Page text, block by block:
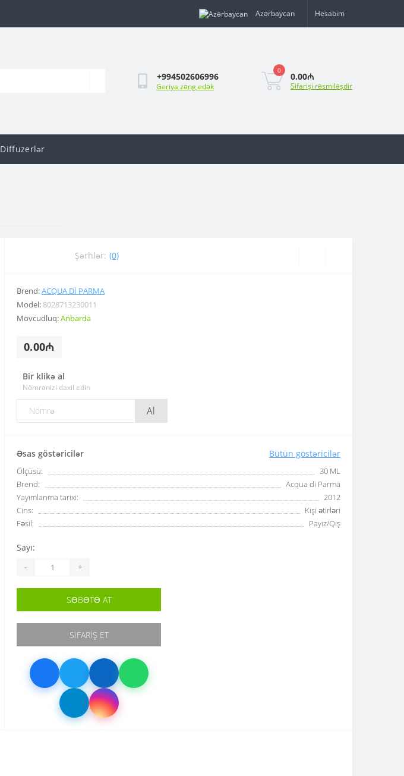
Azərbaycan Hesabım
+994502606996
Geriya zəng edək
0
0.00₼
Sifarişi rəsmiləşdir
Diffuzerlər
Şərhlər: (0)
Brend:ACQUA DI PARMA
Model: 8028713230011
Mövcudluq:Anbarda
0.00₼
Bir klikə al
Nömrənizi daxil edin
Al
Əsas göstəricilər Bütün göstəricilər
Ölçüsü:
30 ML
Brend:
Acqua di Parma
Yayımlanma tarixi:
2012
Cins:
Kişi ətirləri
Fəsil:
Payız/Qış
Sayı:
- +
SƏBƏTƏ AT
SIFARIŞ ET